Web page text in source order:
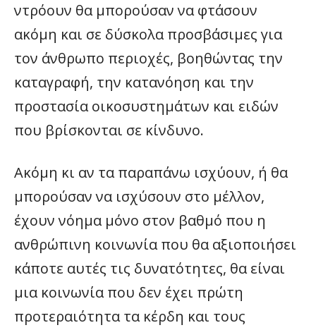
ντρόουν θα μπορούσαν να φτάσουν
ακόμη και σε δύσκολα προσβάσιμες για
τον άνθρωπο περιοχές, βοηθώντας την
καταγραφή, την κατανόηση και την
προστασία οικοσυστημάτων και ειδών
που βρίσκονται σε κίνδυνο.
Ακόμη κι αν τα παραπάνω ισχύουν, ή θα
μπορούσαν να ισχύσουν στο μέλλον,
έχουν νόημα μόνο στον βαθμό που η
ανθρώπινη κοινωνία που θα αξιοποιήσει
κάποτε αυτές τις δυνατότητες, θα είναι
μια κοινωνία που δεν έχει πρώτη
προτεραιότητα τα κέρδη και τους